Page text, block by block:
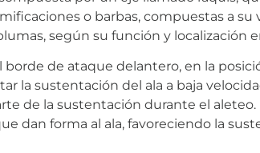
o barbas, compuestas a
según su función y localización
borde de ataque delantero, en la
la sustentación del ala a baja
de la sustentación durante el aleteo.
dan forma al ala, favoreciendo la